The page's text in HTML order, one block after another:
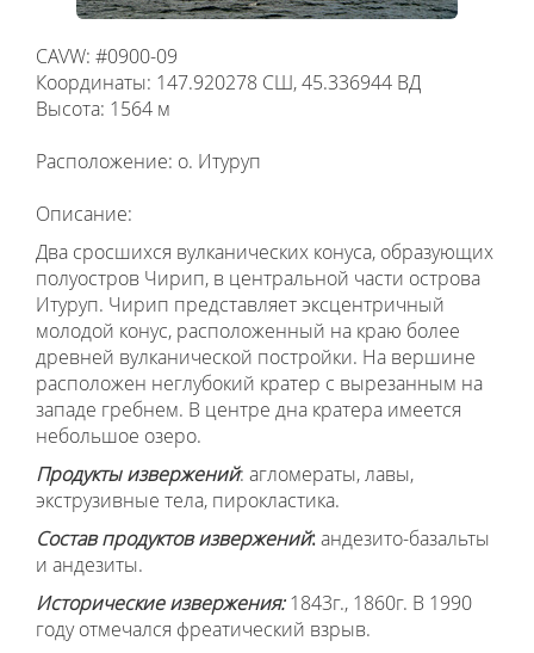
CAVW: #0900-09
Координаты: 147.920278 СШ, 45.336944 ВД
Высота: 1564 м
Расположение: о. Итуруп
Описание:
Два сросшихся вулканических конуса, образующих
полуостров Чирип, в центральной части острова
Итуруп. Чирип представляет эксцентричный
молодой конус, расположенный на краю более
древней вулканической постройки. На вершине
расположен неглубокий кратер с вырезанным на
западе гребнем. В центре дна кратера имеется
небольшое озеро.
Продукты извержений: агломераты, лавы,
экструзивные тела, пирокластика.
Состав продуктов извержений:андезито-базальты
и андезиты.
Исторические извержения:1843г., 1860г. В 1990
году отмечался фреатический взрыв.